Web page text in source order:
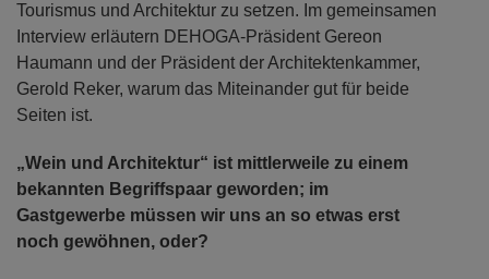
Tourismus und Architektur zu setzen. Im gemeinsamen
Interview erläutern DEHOGA-Präsident Gereon
Haumann und der Präsident der Architektenkammer,
Gerold Reker, warum das Miteinander gut für beide
Seiten ist.
„Wein und Architektur“ ist mittlerweile zu einem
bekannten Begriffspaar geworden; im
Gastgewerbe müssen wir uns an so etwas erst
noch gewöhnen, oder?